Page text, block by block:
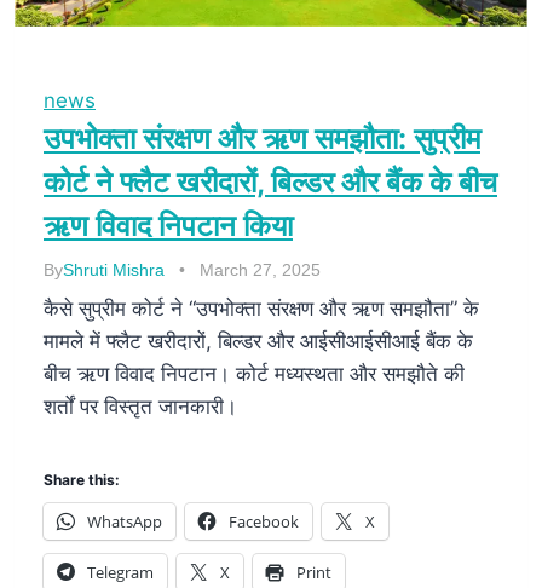
news
उपभोक्ता संरक्षण और ऋण समझौता: सुप्रीम
कोर्ट ने फ्लैट खरीदारों, बिल्डर और बैंक के बीच
ऋण विवाद निपटान किया
ByShruti Mishra March 27, 2025
कैसे सुप्रीम कोर्ट ने “उपभोक्ता संरक्षण और ऋण समझौता” के
मामले में फ्लैट खरीदारों, बिल्डर और आईसीआईसीआई बैंक के
बीच ऋण विवाद निपटान। कोर्ट मध्यस्थता और समझौते की
शर्तों पर विस्तृत जानकारी।
Share this:
WhatsApp Facebook X
Telegram X Print